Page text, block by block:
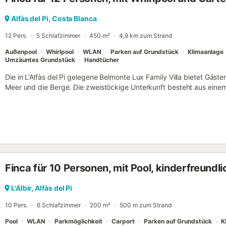
Alfàs del Pi, Costa Blanca
12 Pers. 5 Schlafzimmer 450 m² 4,9 km zum Strand
Außenpool Whirlpool WLAN Parken auf Grundstück Klimaanlage
Umzäuntes Grundstück
Handtücher
Die in L'Alfàs del Pi gelegene Belmonte Lux Family Villa bietet
Meer und die Berge. Die zweistöckige Unterkunft besteht aus
bietet somit Platz für 12 Personen. Zur Ausstattung gehören
sowie eine Waschmaschine. Ein Babybett und ein Hochstuhl sind
Besondere an dieser Unterkunft ist der private Außenbereich mit
Außendusche. Ein Parkplatz ist auf dem Grundstück vorhanden
strengstens untersagt, und wenn etwas beschädigt wird, wird es
Finca für 10 Personen, mit Pool,
L'Albir, Alfàs del Pi
10 Pers. 6 Schlafzimmer 200 m² 500 m zum Strand
Pool WLAN Parkmöglichkeit Carport Parken auf Grundstück